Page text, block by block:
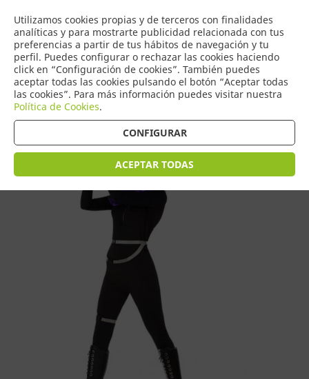
Utilizamos cookies propias y de terceros con finalidades
analíticas y para mostrarte publicidad relacionada con tus
preferencias a partir de tus hábitos de navegación y tu
perfil. Puedes configurar o rechazar las cookies haciendo
click en “Configuración de cookies”. También puedes
aceptar todas las cookies pulsando el botón “Aceptar todas
las cookies”. Para más información puedes visitar nuestra
Política de Cookies.
CONFIGURAR
ACEPTAR TODAS
0
COMERCIO
DE TORRIJOS
Tienda > Disfraces Adulto > Disfraces de Mujer